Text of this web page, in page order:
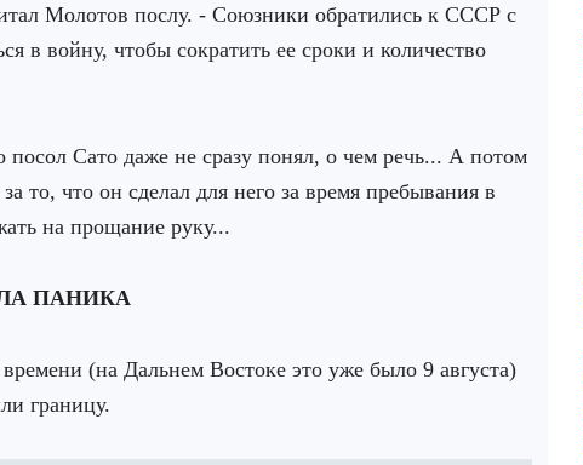
Молотов послу. - Союзники обратились к СССР с
в войну, чтобы сократить ее сроки и количество
Сато даже не сразу понял, о чем речь... А потом
то, что он сделал для него за время пребывания в
на прощание руку...
ПАНИКА
(на Дальнем Востоке это уже было 9 августа)
границу.